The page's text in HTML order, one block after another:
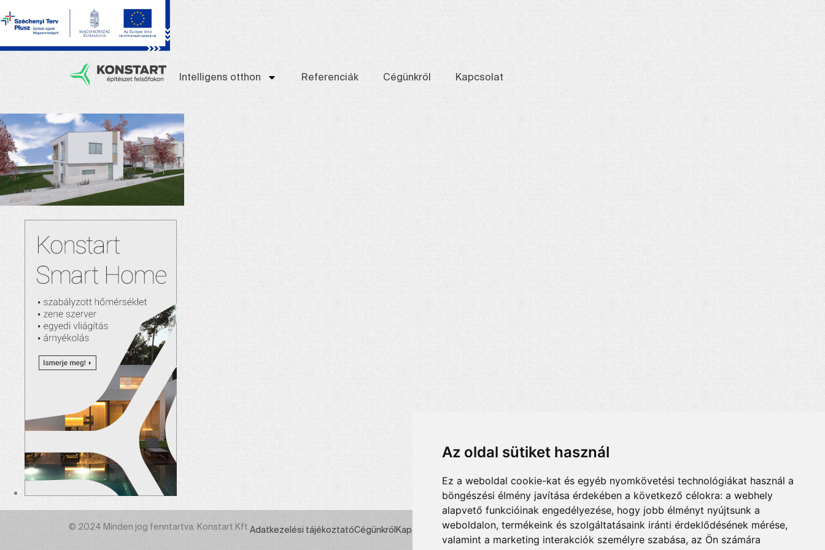
Az oldal sütiket használ
Ez a weboldal cookie-kat és egyéb nyomkövetési technológiákat használ a
böngészési élmény javítása érdekében a következő célokra: a webhely
alapvető funkcióinak engedélyezése, hogy jobb élményt nyújtsunk a
weboldalon, termékeink és szolgáltatásaink iránti érdeklődésének mérése,
valamint a marketing interakciók személyre szabása, az Ön számára
Intelligens otthon Referenciák Cégünkről Kapcsolat
© 2024 Minden jog fenntartva. Konstart Kft.Adatkezelési tájékoztatóCégünkrőlKapcsolat